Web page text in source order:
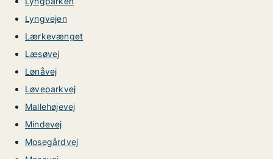
Lyngvejen
Lærkevænget
Læsøvej
Lønåvej
Løveparkvej
Mallehøjevej
Mindevej
Mosegårdvej